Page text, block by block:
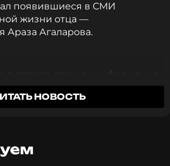
появившиеся в СМИ
жизни отца —
Араза Агаларова.
в прессе прошла информация
старшего с 27-летней
Аленой Ивановой. Ранее, на
НОВОСТЬ